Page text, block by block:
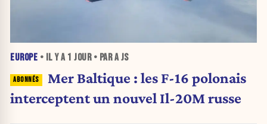
EUROPE • IL Y A 1 JOUR• PAR A JS
Mer Baltique : les F-16 polonais
interceptent un nouvel Il-20M russe